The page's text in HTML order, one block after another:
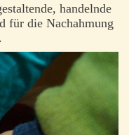
handelnde
für die Nachahmung